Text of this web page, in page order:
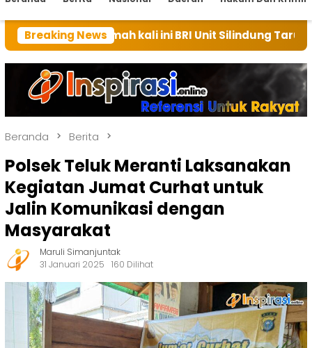
Breaking News
kali ini BRI Unit Silindung Tarutung Ingatkan
Beranda Berita
Polsek Teluk Meranti Laksanakan
Kegiatan Jumat Curhat untuk
Jalin Komunikasi dengan
Masyarakat
Maruli Simanjuntak
31 Januari 2025
160 Dilihat